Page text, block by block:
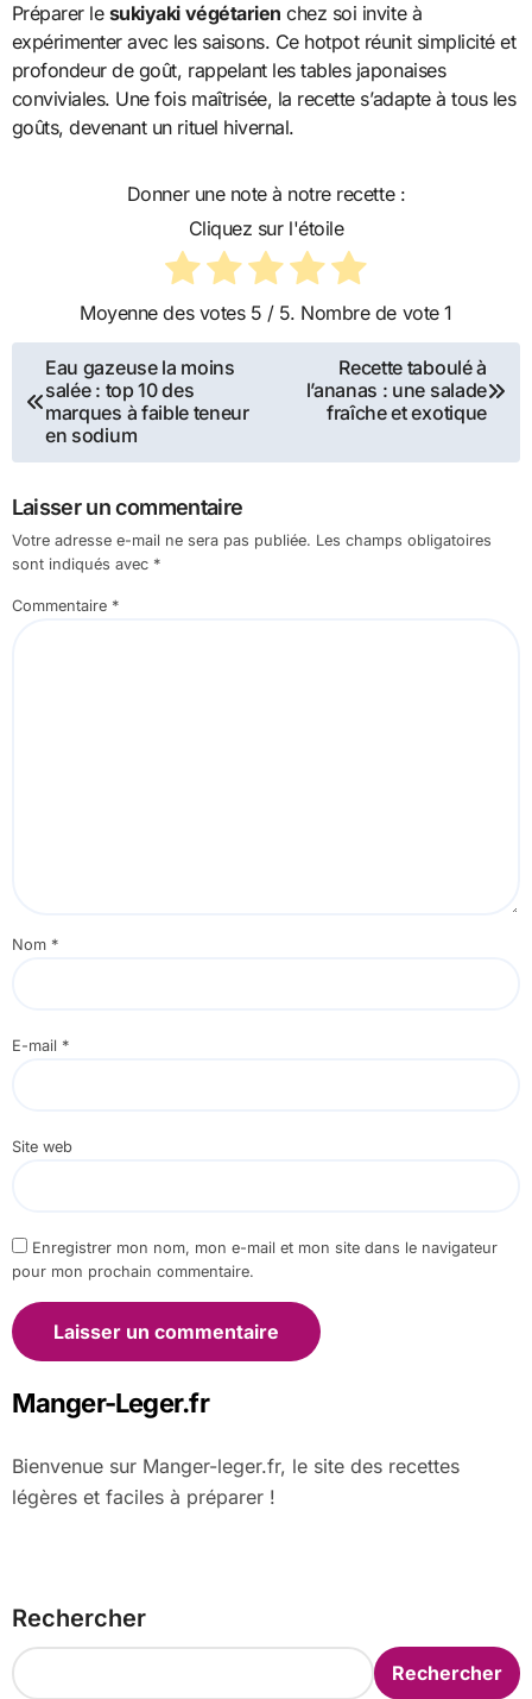
Préparer le sukiyaki végétarien chez soi invite à
expérimenter avec les saisons. Ce hotpot réunit simplicité et
profondeur de goût, rappelant les tables japonaises
conviviales. Une fois maîtrisée, la recette s’adapte à tous les
goûts, devenant un rituel hivernal.
Donner une note à notre recette :
Cliquez sur l'étoile
Moyenne des votes 5 / 5. Nombre de vote1
Navigation
de
l’article
Eau gazeuse la moins
salée : top 10 des
marques à faible teneur
en sodium
Recette taboulé à
l’ananas : une salade
fraîche et exotique
Laisser un commentaire
Votre adresse e-mail ne sera pas publiée. Les champs obligatoires
sont indiqués avec *
Commentaire *
Nom *
E-mail *
Site web
Enregistrer mon nom, mon e-mail et mon site dans le navigateur
pour mon prochain commentaire.
Manger-Leger.fr
Bienvenue sur Manger-leger.fr, le site des recettes
légères et faciles à préparer !
Rechercher
Rechercher